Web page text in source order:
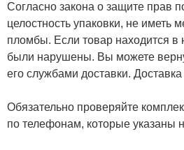
Согласно закона о защите прав
целостность упаковки, не иметь
пломбы. Если товар находится в
были нарушены. Вы можете
его службами доставки.
Обязательно проверяйте
по телефонам, которые указаны